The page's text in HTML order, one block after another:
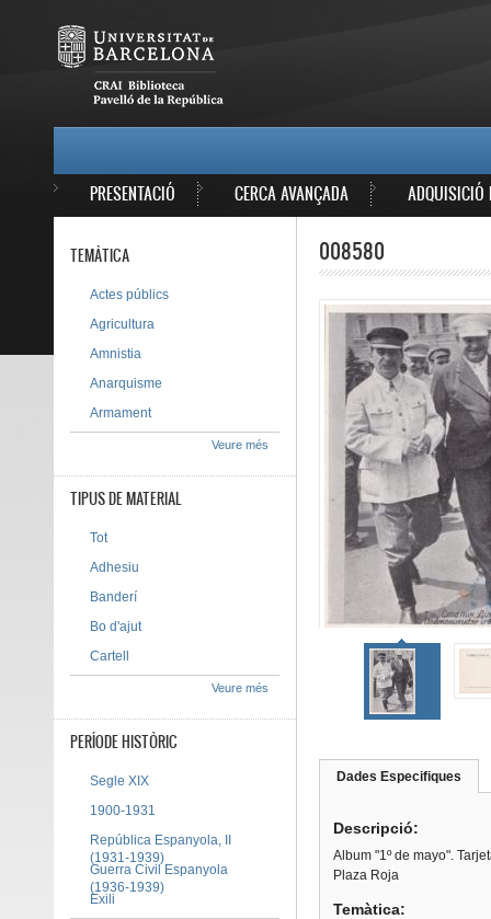
PRESENTACIÓ CERCA AVANÇADA ADQUISICIÓ
008580
Dades Especifiques
Descripció:
Album "1º de mayo".
Plaza Roja
Temàtica:
TEMÀTICA
Actes públics
Agricultura
Amnistia
Anarquisme
Armament
Veure més
TIPUS DE MATERIAL
Tot
Adhesiu
Banderí
Bo d'ajut
Cartell
Veure més
PERÍODE HISTÒRIC
Segle XIX
1900-1931
República Espanyola, II
(1931-1939)
Guerra Civil Espanyola
(1936-1939)
Exili